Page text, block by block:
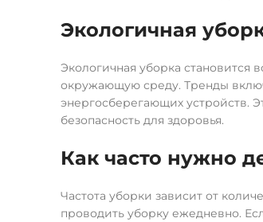
Экологичная
Экологичная уборка становится
окружающую среду. Тренды
энергосберегающих устройств.
безопасность для здоровья.
Как часто нужно
Частота уборки зависит от
проводить уборку ежедневно.